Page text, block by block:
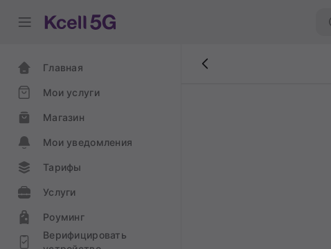
Главная
Мои услуги
Магазин
Мои уведомления
Тарифы
Услуги
Роуминг
Верифицировать